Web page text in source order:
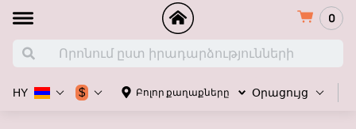
0
Բոլոր քաղաքները Օրացույց
HY $